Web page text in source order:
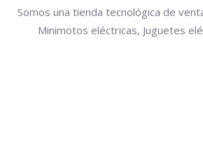
Somos una tienda tecnológica de
Minimotos eléctricas, Juguetes